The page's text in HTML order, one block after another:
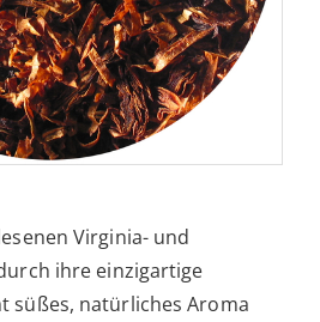
Virginia- und
ihre einzigartige
süßes, natürliches Aroma